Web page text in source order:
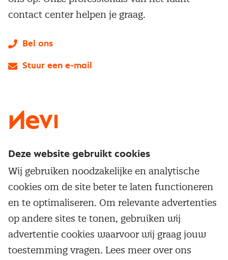
Service & contact
Over inkoop
Netwerk en communities
Aanmelden nieuwsbrief
Word lid van Nevi
Populaire thema's
Aanbesteden
Contractmanagement
Kostenmanagement
Opleidingen en trainingen
Trainingen
Opleidingen
contact center helpen je graag.
Bel ons
Stuur een e-mail
Deze website gebruikt cookies
Wij gebruiken noodzakelijke en analytische
cookies om de site beter te laten functioneren
en te optimaliseren. Om relevante advertenties
op andere sites te tonen, gebruiken wij
advertentie cookies waarvoor wij graag jouw
toestemming vragen. Lees meer over ons